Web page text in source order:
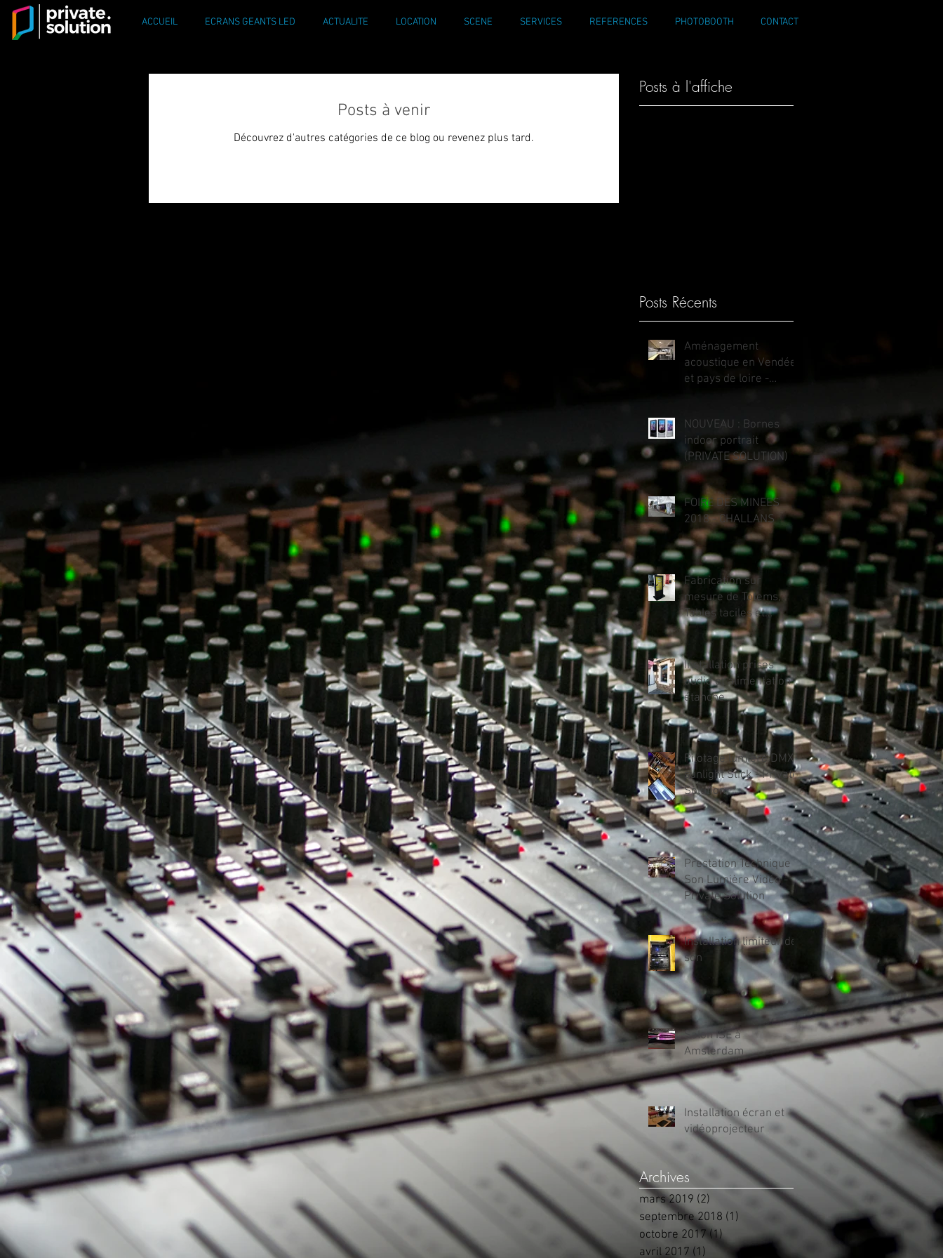
ACCUEIL ECRANS GEANTS LED ACTUALITE LOCATION SCENE SERVICES REFERENCES PHOTOBOOTH CONTACT
Posts à venir
Découvrez d'autres catégories de ce blog ou revenez plus tard.
Posts à l'affiche
Posts Récents
Aménagement
acoustique en Vendée
et pays de loire -
NOUVEAU : Bornes
indoor portrait
(PRIVATE SOLUTION)
FOIRE DES MINEES
2018 - CHALLANS
Fabrication sur
mesure de Totems,
Tables taciles et
Bornes interactives
Installation prises
audio et alimentation
étanche
Pilotage lumière DMX
sunlight Stick - Private
Solution
Prestation Technique
Son Lumière Vidéo -
Private Solution
Installation limiteur de
son
Salon ISE à
Amsterdam
Installation écran et
vidéoprojecteur
Archives
mars 2019 (2)
septembre 2018 (1)
octobre 2017 (1)1 post
avril 2017 (1) 1 post